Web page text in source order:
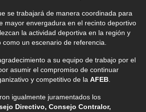
se trabajará de manera coordinada para
mayor envergadura en el recinto deportivo
la actividad deportiva en la región y
un escenario de referencia.
a su equipo de trabajo por el
asumir el compromiso de continuar
y competitivo de la AFEB
igualmente juramentados los
Directivo, Consejo Contralor,